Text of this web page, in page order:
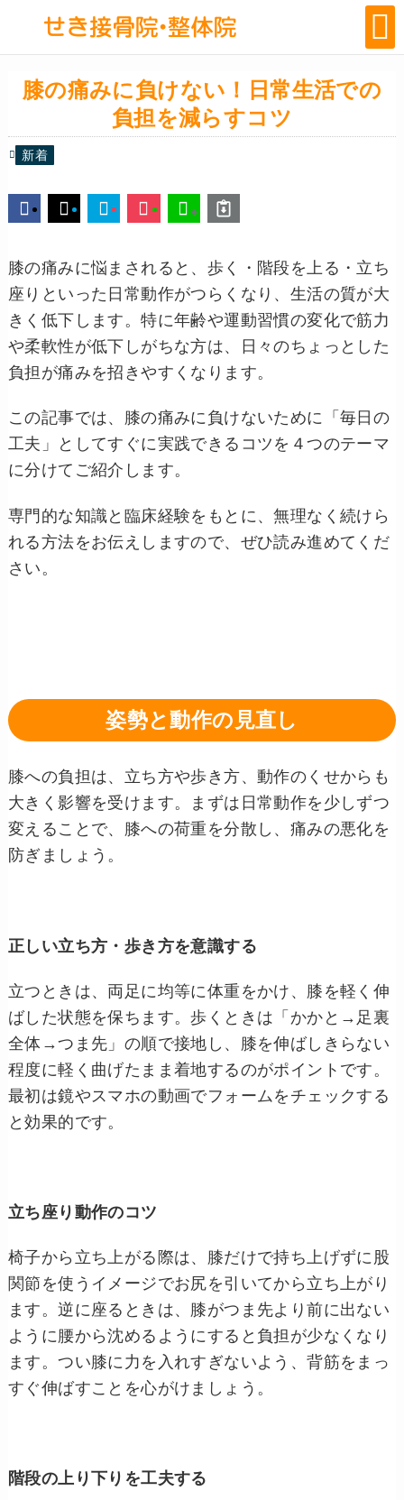
膝の痛みに負けない！日常生活での
負担を減らすコツ
新着
膝の痛みに悩まされると、歩く・階段を上る・立ち
座りといった日常動作がつらくなり、生活の質が大
きく低下します。特に年齢や運動習慣の変化で筋力
や柔軟性が低下しがちな方は、日々のちょっとした
負担が痛みを招きやすくなります。
この記事では、膝の痛みに負けないために「毎日の
工夫」としてすぐに実践できるコツを４つのテーマ
に分けてご紹介します。
専門的な知識と臨床経験をもとに、無理なく続けら
れる方法をお伝えしますので、ぜひ読み進めてくだ
さい。
姿勢と動作の見直し
膝への負担は、立ち方や歩き方、動作のくせからも
大きく影響を受けます。まずは日常動作を少しずつ
変えることで、膝への荷重を分散し、痛みの悪化を
防ぎましょう。
正しい立ち方・歩き方を意識する
立つときは、両足に均等に体重をかけ、膝を軽く伸
ばした状態を保ちます。歩くときは「かかと→足裏
全体→つま先」の順で接地し、膝を伸ばしきらない
程度に軽く曲げたまま着地するのがポイントです。
最初は鏡やスマホの動画でフォームをチェックする
と効果的です。
立ち座り動作のコツ
椅子から立ち上がる際は、膝だけで持ち上げずに股
関節を使うイメージでお尻を引いてから立ち上がり
ます。逆に座るときは、膝がつま先より前に出ない
ように腰から沈めるようにすると負担が少なくなり
ます。つい膝に力を入れすぎないよう、背筋をまっ
すぐ伸ばすことを心がけましょう。
階段の上り下りを工夫する